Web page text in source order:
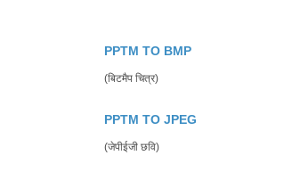
PPTM TO BMP
(बिटमैप चित्र)
PPTM TO JPEG
(जेपीईजी छवि)